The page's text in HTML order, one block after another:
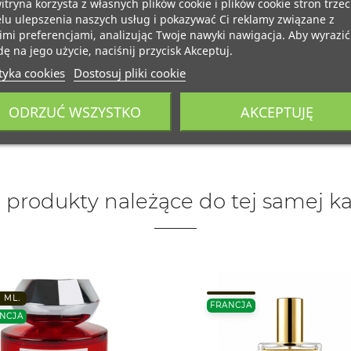
produkty należące do tej samej
ML.
FRANCJA
korzysta z własnych plików cookie i plików cookie stron
ulepszenia naszych usług i pokazywać Ci reklamy związane z
preferencjami, analizując Twoje nawyki nawigacja. Aby wyrazić
na jego użycie, naciśnij przycisk Akceptuj.
cookies Dostosuj pliki cookie
ODRZUĆ WSZYSTKO AKCEPTUJĘ